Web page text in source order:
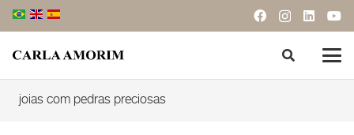
joias com pedras preciosas